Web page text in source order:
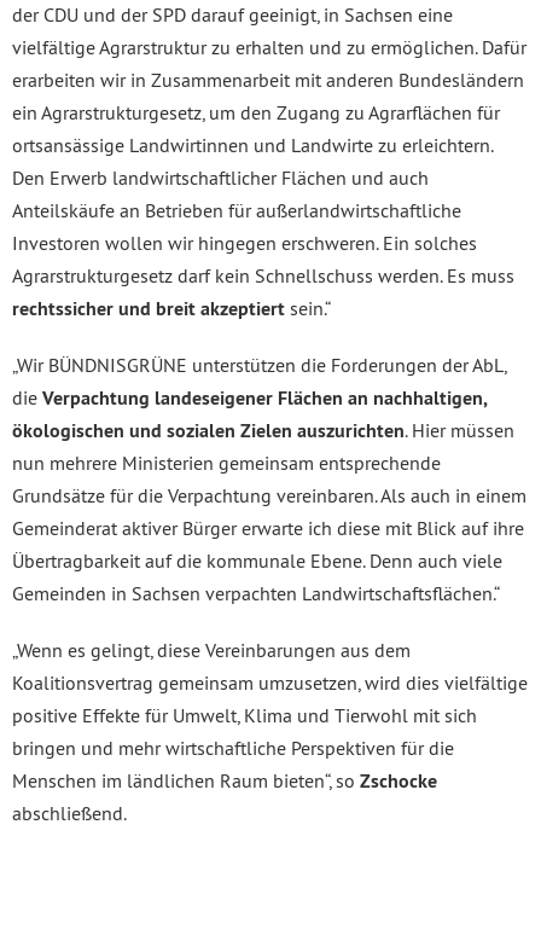
der CDU und der SPD darauf geeinigt, in Sachsen eine
vielfältige Agrarstruktur zu erhalten und zu ermöglichen. Dafür
erarbeiten wir in Zusammenarbeit mit anderen Bundesländern
ein Agrarstrukturgesetz, um den Zugang zu Agrarflächen für
ortsansässige Landwirtinnen und Landwirte zu erleichtern.
Den Erwerb landwirtschaftlicher Flächen und auch
Anteilskäufe an Betrieben für außerlandwirtschaftliche
Investoren wollen wir hingegen erschweren. Ein solches
Agrarstrukturgesetz darf kein Schnellschuss werden. Es muss
rechtssicher und breit akzeptiert sein.“
„Wir BÜNDNISGRÜNE unterstützen die Forderungen der AbL,
die Verpachtung landeseigener Flächen an nachhaltigen,
ökologischen und sozialen Zielen auszurichten. Hier müssen
nun mehrere Ministerien gemeinsam entsprechende
Grundsätze für die Verpachtung vereinbaren. Als auch in einem
Gemeinderat aktiver Bürger erwarte ich diese mit Blick auf ihre
Übertragbarkeit auf die kommunale Ebene. Denn auch viele
Gemeinden in Sachsen verpachten Landwirtschaftsflächen.“
„Wenn es gelingt, diese Vereinbarungen aus dem
Koalitionsvertrag gemeinsam umzusetzen, wird dies vielfältige
positive Effekte für Umwelt, Klima und Tierwohl mit sich
bringen und mehr wirtschaftliche Perspektiven für die
Menschen im ländlichen Raum bieten“, so Zschocke
abschließend.